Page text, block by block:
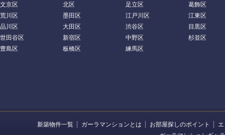
文京区
北区 足立区
葛飾区
荒川区
墨田区 江戸川区
江東区
品川区
大田区 渋谷区
目黒区
世田谷区
新宿区 中野区
杉並区
豊島区
板橋区 練馬区
新築物件一覧 ガーラマンションとは お部屋探しのポイント